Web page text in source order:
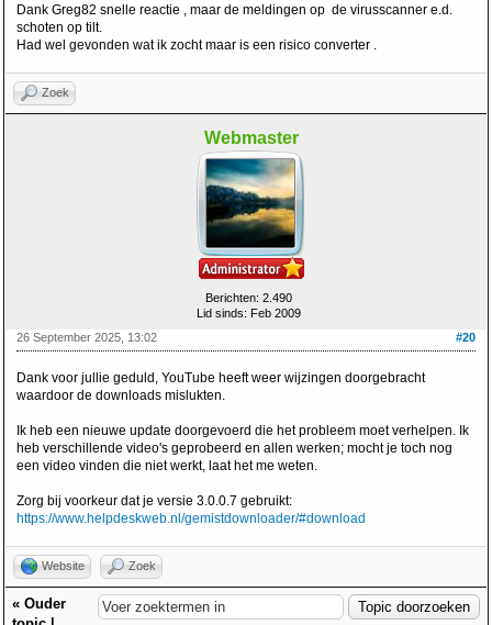
Dank Greg82 snelle reactie , maar de meldingen op de virusscanner e.d.
schoten op tilt.
Had wel gevonden wat ik zocht maar is een risico converter .
Zoek
Webmaster
Berichten: 2.490
Lid sinds: Feb 2009
#20
26 September 2025, 13:02
Dank voor jullie geduld, YouTube heeft weer wijzingen doorgebracht
waardoor de downloads mislukten.
Ik heb een nieuwe update doorgevoerd die het probleem moet verhelpen. Ik
heb verschillende video's geprobeerd en allen werken; mocht je toch nog
een video vinden die niet werkt, laat het me weten.
Zorg bij voorkeur dat je versie 3.0.0.7 gebruikt:
https://www.helpdeskweb.nl/gemistdownloader/#download
Website Zoek
« Ouder